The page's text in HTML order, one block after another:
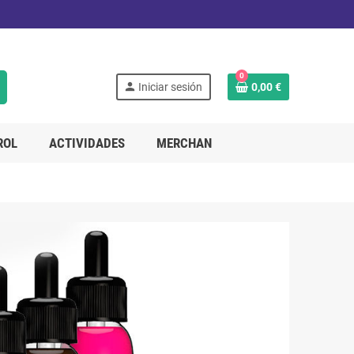
person Iniciar sesión
0
0,00 €
ACTIVIDADES MERCHAN